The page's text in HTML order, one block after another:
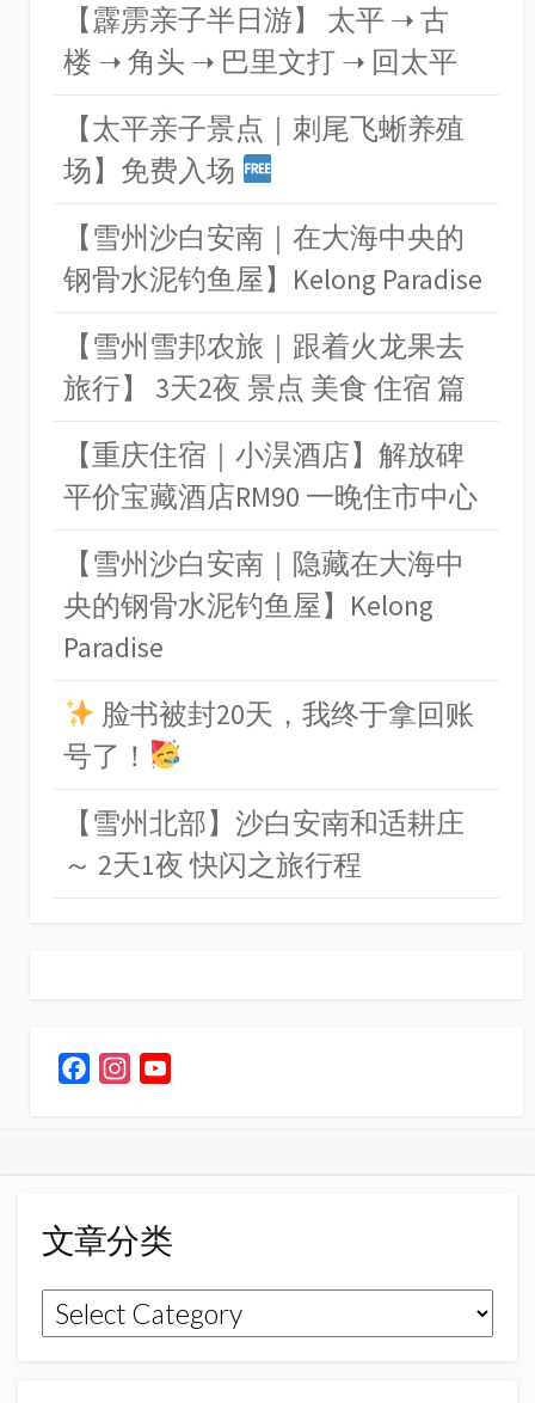
【霹雳亲子半日游】 太平 ➝ 古
楼 ➝ 角头 ➝ 巴里文打 ➝ 回太平
【太平亲子景点｜刺尾飞蜥养殖
场】免费入场
【雪州沙白安南｜在大海中央的
钢骨水泥钓鱼屋】Kelong Paradise
【雪州雪邦农旅｜跟着火龙果去
旅行】 3天2夜 景点 美食 住宿 篇
【重庆住宿｜小淏酒店】解放碑
平价宝藏酒店RM90 一晚住市中心
【雪州沙白安南｜隐藏在大海中
央的钢骨水泥钓鱼屋】Kelong
Paradise
脸书被封20天，我终于拿回账
号了！
【雪州北部】沙白安南和适耕庄
～ 2天1夜 快闪之旅行程
o
o
k
r
a
m
C
h
文章分类
文
章